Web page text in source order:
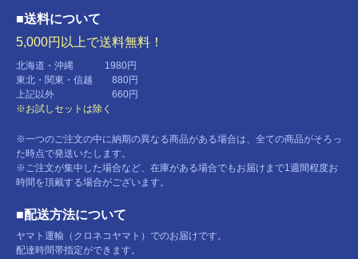
■送料について
5,000円以上で送料無料！
北海道・沖縄 1980円
東北・関東・信越 880円
上記以外 660円
※お試しセットは除く
※一つのご注文の中に納期の異なる商品がある場合は、全ての商品がそろっ
た時点で発送いたします。
※ご注文が集中した場合など、在庫がある場合でもお届けまで1週間程度お
時間を頂戴する場合がございます。
■配送方法について
ヤマト運輸（クロネコヤマト）でのお届けです。
配達時間帯指定ができます。